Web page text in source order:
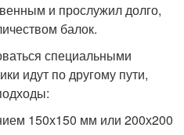
и прослужил долго,
балок.
специальными
идут по другому пути,
150х150 мм или 200х200